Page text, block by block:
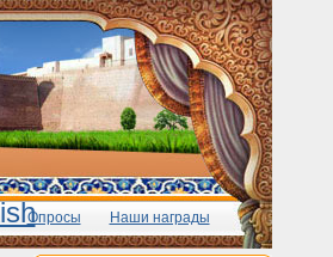
Опросы Наши награды